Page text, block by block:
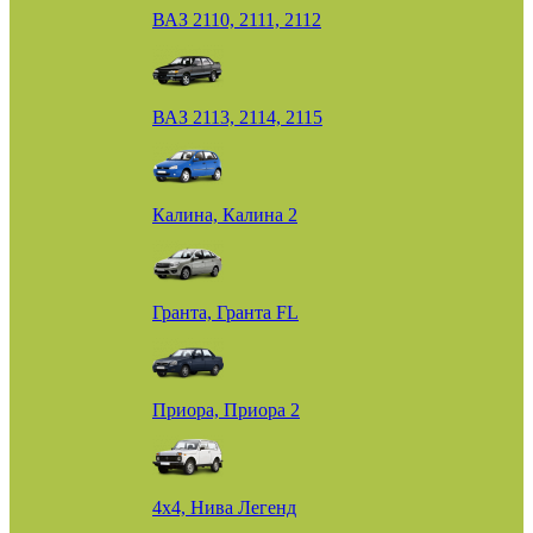
ВАЗ 2110, 2111, 2112
ВАЗ 2113, 2114, 2115
Калина, Калина 2
Гранта, Гранта FL
Приора, Приора 2
4х4, Нива Легенд